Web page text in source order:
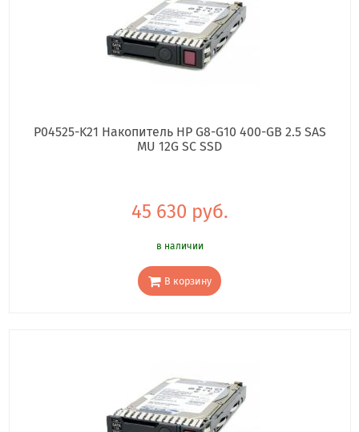
P04525-K21 Накопитель HP G8-G10 400-GB 2.5 SAS
MU 12G SC SSD
45 630 руб.
в наличии
В корзину